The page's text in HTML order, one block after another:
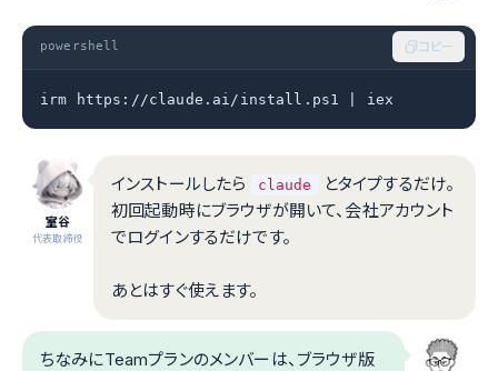
powershell コピー
irm https://claude.ai/install.ps1 | iex
室谷
代表取締役
インストールしたら claude
とタイプするだけ。
初回起動時にブラウザが開いて、会社アカウント
でログインするだけです。
あとはすぐ使えます。
ちなみにTeamプランのメンバーは、ブラウザ版